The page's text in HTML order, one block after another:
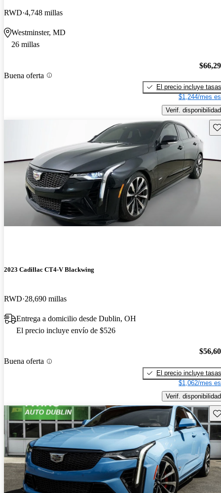
RWD 4,748 millas
Westminster, MD
26 millas
Buena oferta
El precio incluye tasas
$1,244/mes
Verif. disponibilidad
2023 Cadillac CT4-V Blackwing
RWD 28,690 millas
Entrega a domicilio desde Dublin, OH
El precio incluye envío de $526
Buena oferta
El precio incluye tasas
$1,062/mes
Verif. disponibilidad